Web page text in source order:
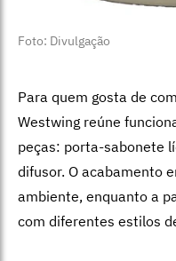
Foto: Divulgação
Para quem gosta de
Westwing reúne
peças: porta-sabonete
difusor. O acabamento
ambiente, enquanto a
com diferentes estilos